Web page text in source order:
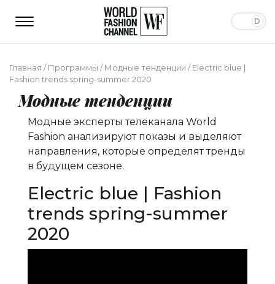
Главная /Программы /Модные тенденции /Electric blue |
Fashion trends spring-summer 2020
Модные тенденции
Модные эксперты телеканала World
Fashion анализируют показы и выделяют
направления, которые определят тренды
в будущем сезоне.
Electric blue | Fashion
trends spring-summer
2020